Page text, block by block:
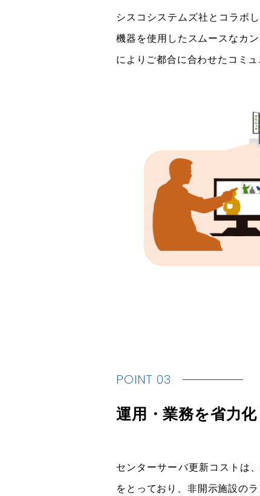
シスコシステムズ社とコラボ
機器を使用したスムースなカ
によりご都合に合わせたコミ
POINT 03
運用・業務を省力
センターサーバ更新コストは
をとっており、非開示施設の